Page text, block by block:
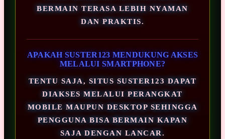
BERMAIN TERASA LEBIH NYAMAN
DAN PRAKTIS.
APAKAH SUSTER123 MENDUKUNG AKSES
MELALUI SMARTPHONE?
TENTU SAJA, SITUS SUSTER123 DAPAT
DIAKSES MELALUI PERANGKAT
MOBILE MAUPUN DESKTOP SEHINGGA
PENGGUNA BISA BERMAIN KAPAN
SAJA DENGAN LANCAR.